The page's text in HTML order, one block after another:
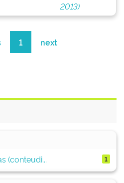
2013)
1 next
(conteudi...
1